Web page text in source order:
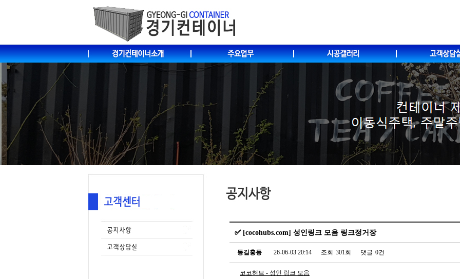
✅ [cocohubs.com] 성인링크 모음 링크정거장
동길홍동 26-06-03 20:14 조회 301회 댓글 0건
코코허브 - 성인 링크 모음